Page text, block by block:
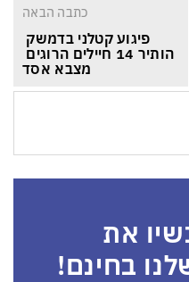
כתבה הבאה
פיגוע קטלני בדמשק
הותיר 14 חיילים הרוגים
מצבא אסד
את
בחינם!